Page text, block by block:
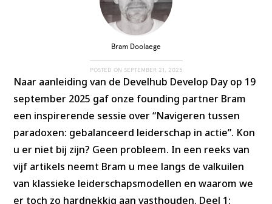
Bram Doolaege
POSTED ON SEPTEMBER 21, 2025
Naar aanleiding van de Develhub Develop Day op 19
september 2025 gaf onze founding partner Bram
een inspirerende sessie over “Navigeren tussen
paradoxen: gebalanceerd leiderschap in actie”. Kon
u er niet bij zijn? Geen probleem. In een reeks van
vijf artikels neemt Bram u mee langs de valkuilen
van klassieke leiderschapsmodellen en waarom we
er toch zo hardnekkig aan vasthouden. Deel 1: